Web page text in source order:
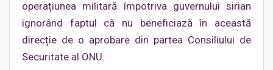
operațiunea militară împotriva guvernului sirian
ignorând faptul că nu beneficiază în această
direcție de o aprobare din partea Consiliului de
Securitate al ONU.